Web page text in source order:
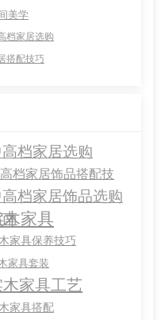
美学
档家居选购
搭配技巧
档家居选购
档家居饰品搭配技
档家居饰品选购
家具
家具保养技巧
家具套装
家具工艺
家具搭配